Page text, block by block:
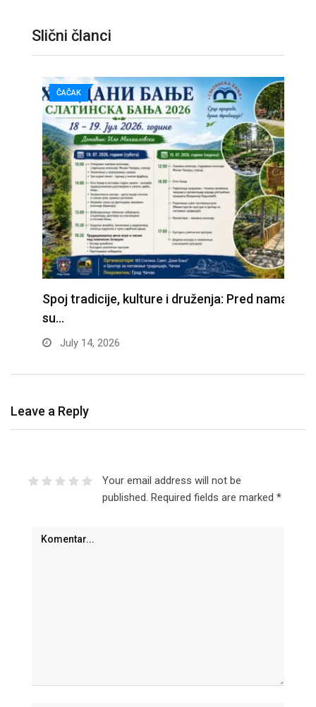
Slični članci
ČAČAK
Spoj tradicije, kulture i druženja: Pred nama
su…
July 14, 2026
Leave a Reply
Your email address will not be
published. Required fields are marked *